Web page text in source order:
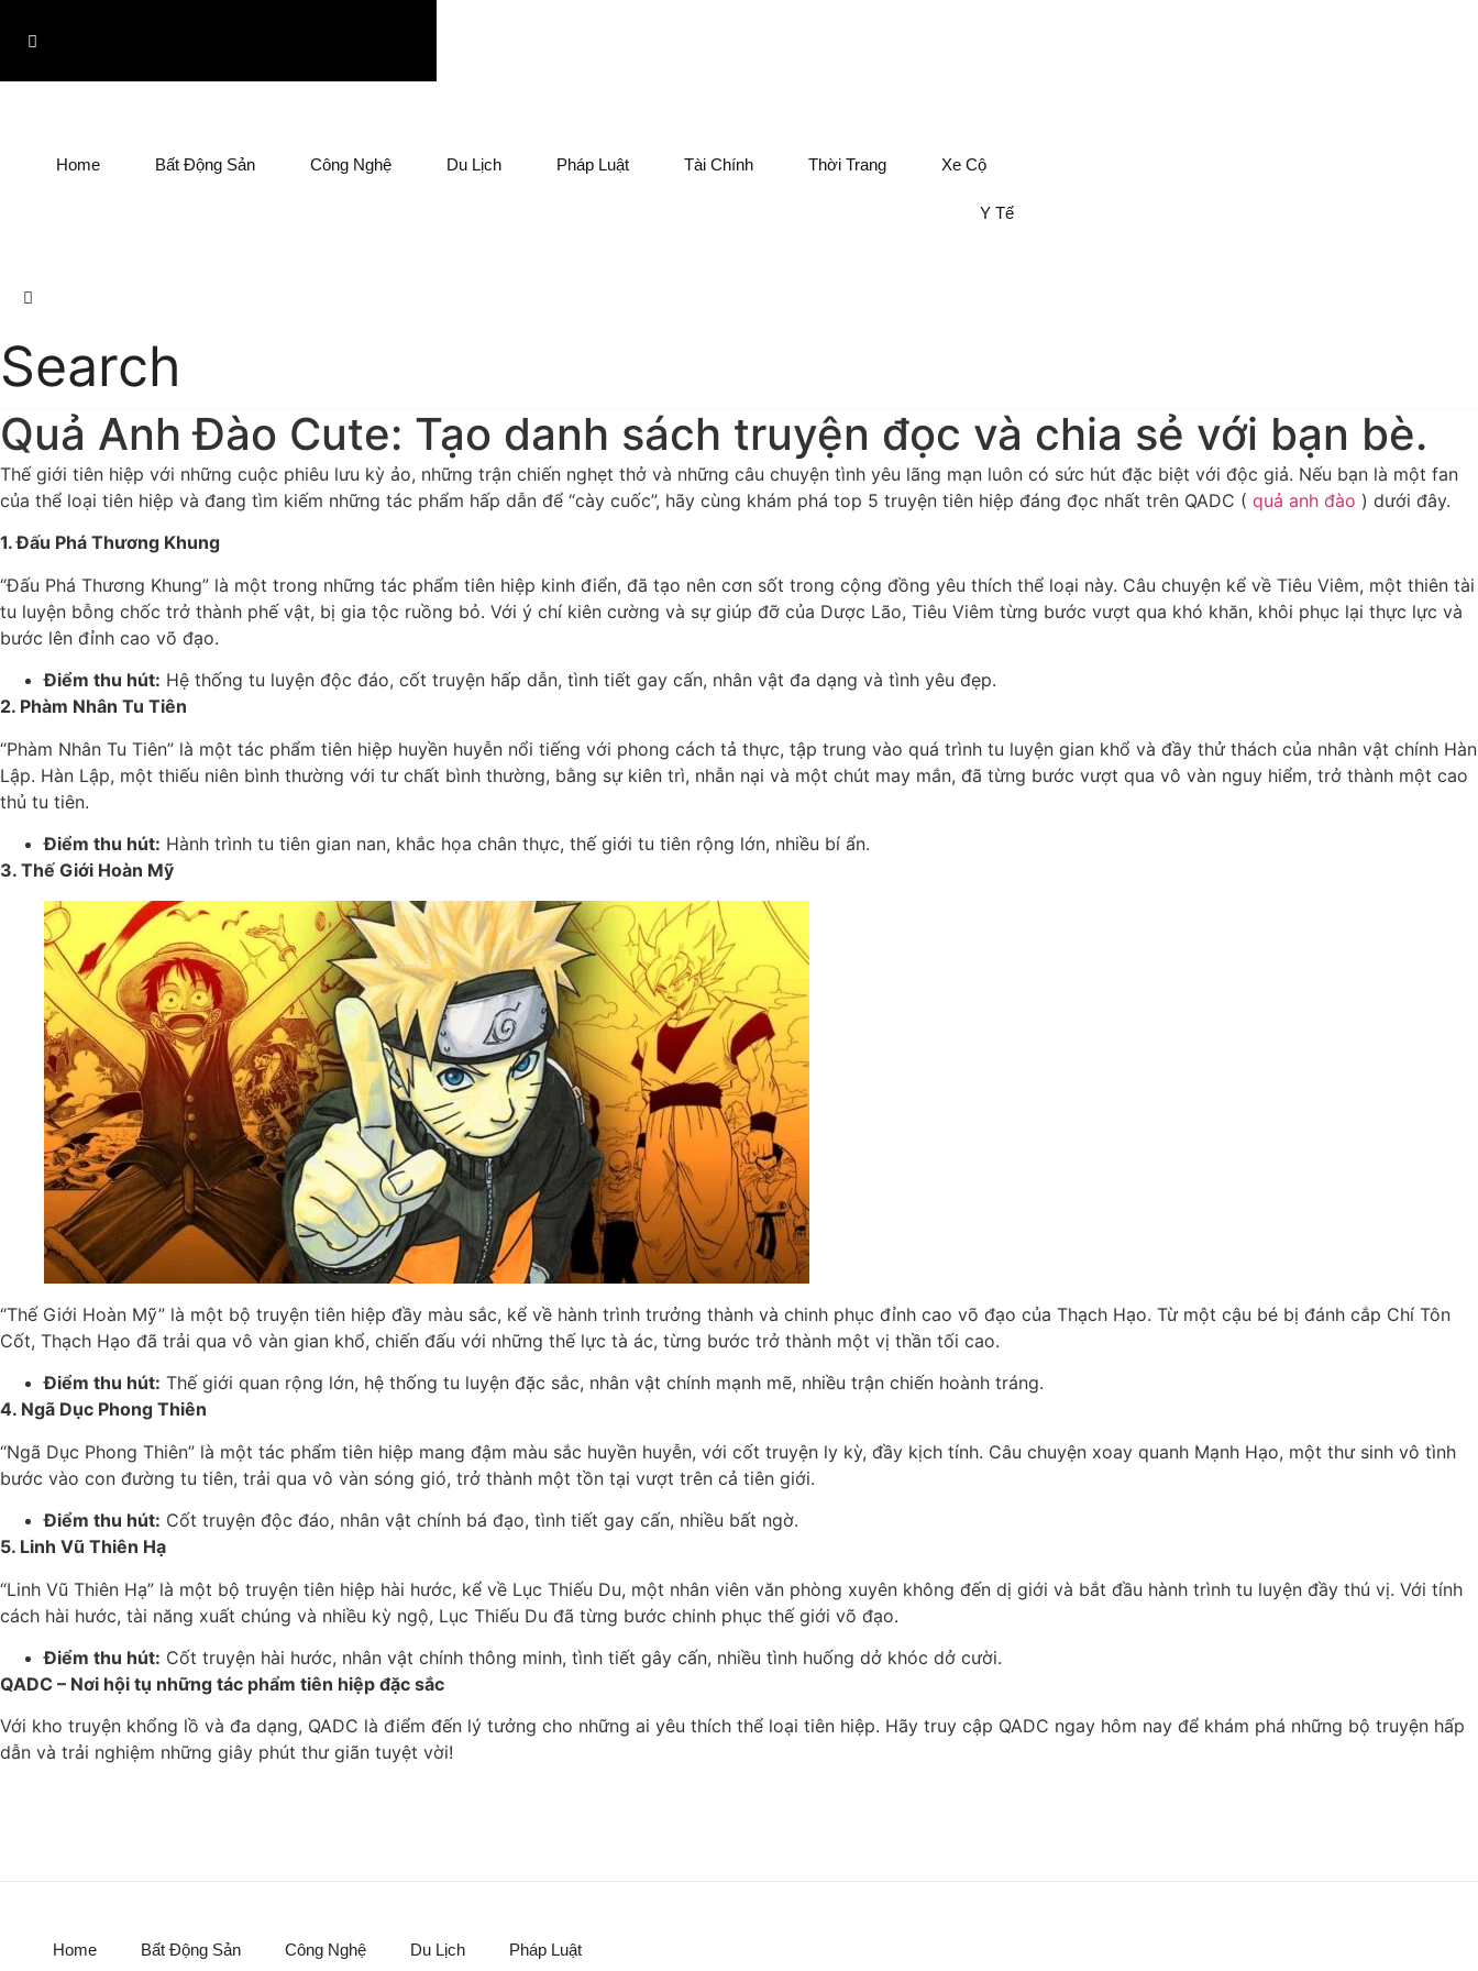
đến
Home Bất Động Sản Công Nghệ Du Lịch Pháp Luật Tài Chính Thời Trang Xe Cộ
Y Tế
Search
Quả Anh Đào Cute: Tạo danh sách truyện đọc và chia sẻ với bạn bè.
Thế giới tiên hiệp với những cuộc phiêu lưu kỳ ảo, những trận chiến nghẹt thở và những câu chuyện tình yêu lãng mạn luôn có sức hút đặc biệt với độc giả. Nếu bạn là một fan
của thể loại tiên hiệp và đang tìm kiếm những tác phẩm hấp dẫn để “cày cuốc”, hãy cùng khám phá top 5 truyện tiên hiệp đáng đọc nhất trên QADC ( quả anh đào ) dưới đây.
1. Đấu Phá Thương Khung
“Đấu Phá Thương Khung” là một trong những tác phẩm tiên hiệp kinh điển, đã tạo nên cơn sốt trong cộng đồng yêu thích thể loại này. Câu chuyện kể về Tiêu Viêm, một thiên tài
tu luyện bỗng chốc trở thành phế vật, bị gia tộc ruồng bỏ. Với ý chí kiên cường và sự giúp đỡ của Dược Lão, Tiêu Viêm từng bước vượt qua khó khăn, khôi phục lại thực lực và
bước lên đỉnh cao võ đạo.
Điểm thu hút: Hệ thống tu luyện độc đáo, cốt truyện hấp dẫn, tình tiết gay cấn, nhân vật đa dạng và tình yêu đẹp.
2. Phàm Nhân Tu Tiên
“Phàm Nhân Tu Tiên” là một tác phẩm tiên hiệp huyền huyễn nổi tiếng với phong cách tả thực, tập trung vào quá trình tu luyện gian khổ và đầy thử thách của nhân vật chính Hàn
Lập. Hàn Lập, một thiếu niên bình thường với tư chất bình thường, bằng sự kiên trì, nhẫn nại và một chút may mắn, đã từng bước vượt qua vô vàn nguy hiểm, trở thành một cao
thủ tu tiên.
Điểm thu hút: Hành trình tu tiên gian nan, khắc họa chân thực, thế giới tu tiên rộng lớn, nhiều bí ẩn.
3. Thế Giới Hoàn Mỹ
“Thế Giới Hoàn Mỹ” là một bộ truyện tiên hiệp đầy màu sắc, kể về hành trình trưởng thành và chinh phục đỉnh cao võ đạo của Thạch Hạo. Từ một cậu bé bị đánh cắp Chí Tôn
Cốt, Thạch Hạo đã trải qua vô vàn gian khổ, chiến đấu với những thế lực tà ác, từng bước trở thành một vị thần tối cao.
Điểm thu hút: Thế giới quan rộng lớn, hệ thống tu luyện đặc sắc, nhân vật chính mạnh mẽ, nhiều trận chiến hoành tráng.
4. Ngã Dục Phong Thiên
“Ngã Dục Phong Thiên” là một tác phẩm tiên hiệp mang đậm màu sắc huyền huyễn, với cốt truyện ly kỳ, đầy kịch tính. Câu chuyện xoay quanh Mạnh Hạo, một thư sinh vô tình
bước vào con đường tu tiên, trải qua vô vàn sóng gió, trở thành một tồn tại vượt trên cả tiên giới.
Điểm thu hút: Cốt truyện độc đáo, nhân vật chính bá đạo, tình tiết gay cấn, nhiều bất ngờ.
5. Linh Vũ Thiên Hạ
“Linh Vũ Thiên Hạ” là một bộ truyện tiên hiệp hài hước, kể về Lục Thiếu Du, một nhân viên văn phòng xuyên không đến dị giới và bắt đầu hành trình tu luyện đầy thú vị. Với tính
cách hài hước, tài năng xuất chúng và nhiều kỳ ngộ, Lục Thiếu Du đã từng bước chinh phục thế giới võ đạo.
Điểm thu hút: Cốt truyện hài hước, nhân vật chính thông minh, tình tiết gây cấn, nhiều tình huống dở khóc dở cười.
QADC – Nơi hội tụ những tác phẩm tiên hiệp đặc sắc
Với kho truyện khổng lồ và đa dạng, QADC là điểm đến lý tưởng cho những ai yêu thích thể loại tiên hiệp. Hãy truy cập QADC ngay hôm nay để khám phá những bộ truyện hấp
dẫn và trải nghiệm những giây phút thư giãn tuyệt vời!
Home Bất Động Sản Công Nghệ Du Lịch Pháp Luật